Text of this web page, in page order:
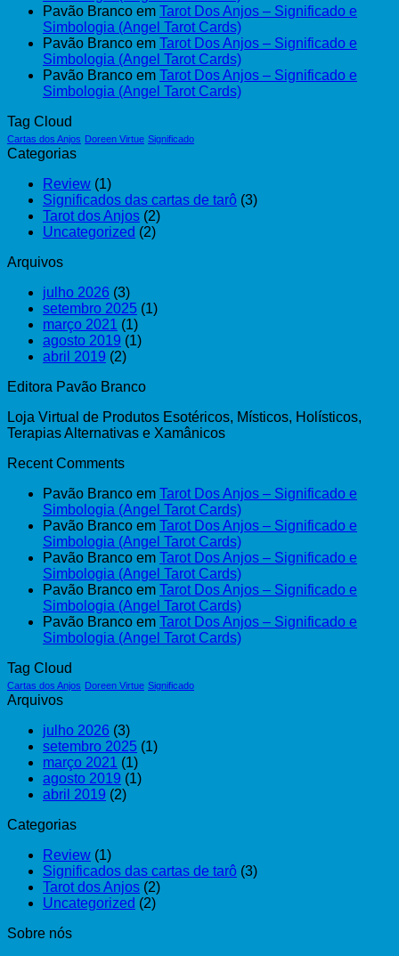
Visionário
Que
Está
Encantando
Cartomantes
Pavão Branco em Tarot Dos Anjos – Significado e
Simbologia (Angel Tarot Cards)
Pavão Branco em Tarot Dos Anjos – Significado e
Simbologia (Angel Tarot Cards)
Pavão Branco em Tarot Dos Anjos – Significado e
Simbologia (Angel Tarot Cards)
Tag Cloud
Cartas dos Anjos Doreen Virtue Significado
Categorias
Review (1)
Significados das cartas de tarô (3)
Tarot dos Anjos (2)
Uncategorized (2)
Arquivos
julho 2026 (3)
setembro 2025 (1)
março 2021 (1)
agosto 2019 (1)
abril 2019 (2)
Editora Pavão Branco
Loja Virtual de Produtos Esotéricos, Místicos, Holísticos,
Terapias Alternativas e Xamânicos
Recent Comments
Pavão Branco em Tarot Dos Anjos – Significado e
Simbologia (Angel Tarot Cards)
Pavão Branco em Tarot Dos Anjos – Significado e
Simbologia (Angel Tarot Cards)
Pavão Branco em Tarot Dos Anjos – Significado e
Simbologia (Angel Tarot Cards)
Pavão Branco em Tarot Dos Anjos – Significado e
Simbologia (Angel Tarot Cards)
Pavão Branco em Tarot Dos Anjos – Significado e
Simbologia (Angel Tarot Cards)
Tag Cloud
Cartas dos Anjos Doreen Virtue Significado
Arquivos
julho 2026 (3)
setembro 2025 (1)
março 2021 (1)
agosto 2019 (1)
abril 2019 (2)
Categorias
Review (1)
Significados das cartas de tarô (3)
Tarot dos Anjos (2)
Uncategorized (2)
Sobre nós